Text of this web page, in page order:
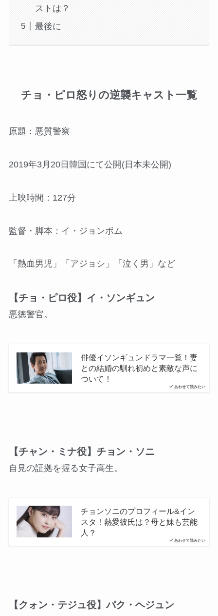
ストは？
最後に
チョ・ピロ怒りの逆襲キャスト一覧
原題：悪質警察
2019年3月20日韓国にて公開(日本未公開)
上映時間：127分
監督・脚本：イ・ジョンボム
「熱血男児」「アジョシ」「泣く男」など
【チョ・ピロ役】イ・ソンギュン
悪徳警官。
あわせて読みたい
俳優イソンギュンドラマ一覧！妻
との結婚の馴れ初めと素敵な声に
ついて！
【チャン・ミナ役】チョン・ソニ
自見の証拠を握る女子高生。
あわせて読みたい
チョンソニのプロフィール&イン
スタ！熱愛彼氏は？母と妹も芸能
人？
【クォン・テジュ役】パク・ヘジュン